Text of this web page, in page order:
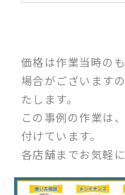
価格は作業当時の
場合がございます
たします。
この事例の作業は
付けています。
各店舗までお気軽